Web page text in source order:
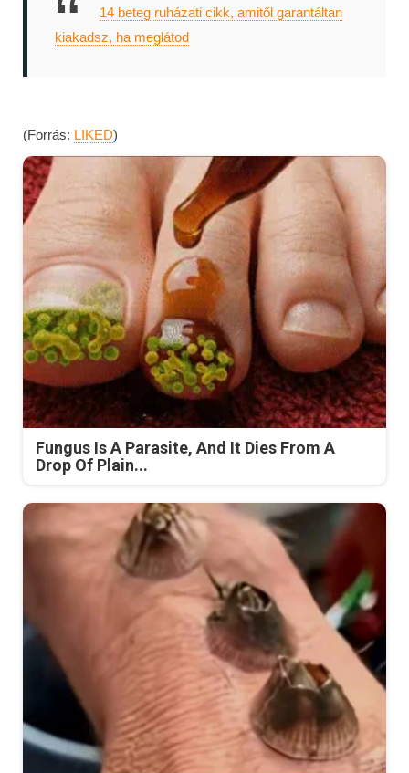
14 beteg ruházati cikk, amitől garantáltan
kiakadsz, ha meglátod
(Forrás: LIKED)
Fungus Is A Parasite, And It Dies From A
Drop Of Plain...